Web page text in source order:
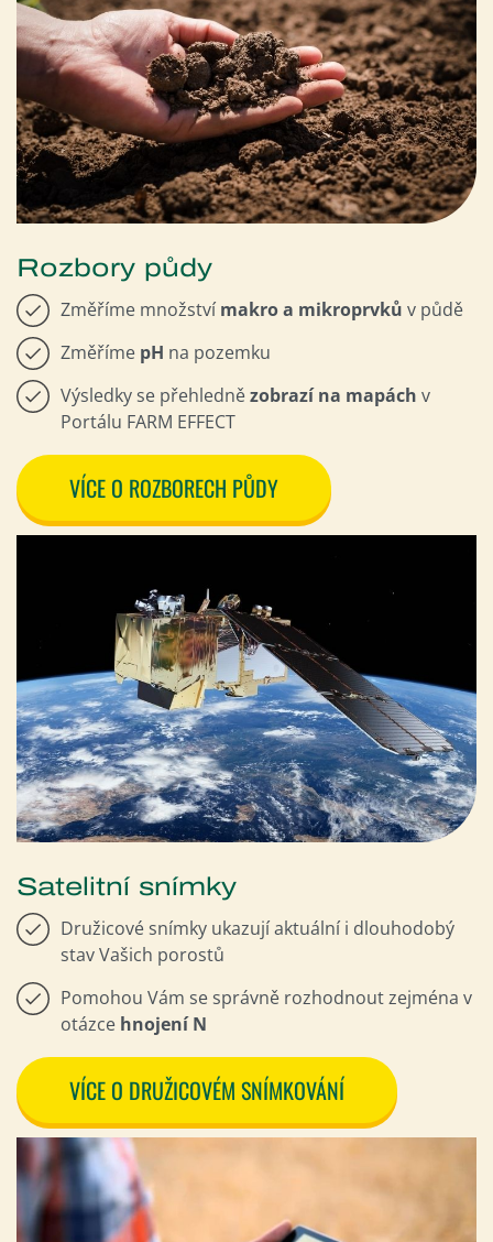
Rozbory půdy
Změříme množství makro a mikroprvků v půdě
Změříme pH na pozemku
Výsledky se přehlednězobrazí na mapách v
Portálu FARM EFFECT
VÍCE O ROZBORECH PŮDY
Satelitní snímky
Družicové snímky ukazují aktuální i dlouhodobý
stav Vašich porostů
Pomohou Vám se správně rozhodnout zejména v
otázce hnojení N
VÍCE O DRUŽICOVÉM SNÍMKOVÁNÍ